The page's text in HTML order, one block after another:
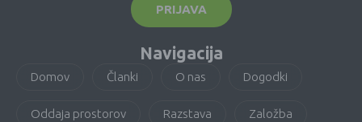
PRIJAVA
Navigacija
Domov Članki O nas Dogodki
Oddaja prostorov Razstava Založba